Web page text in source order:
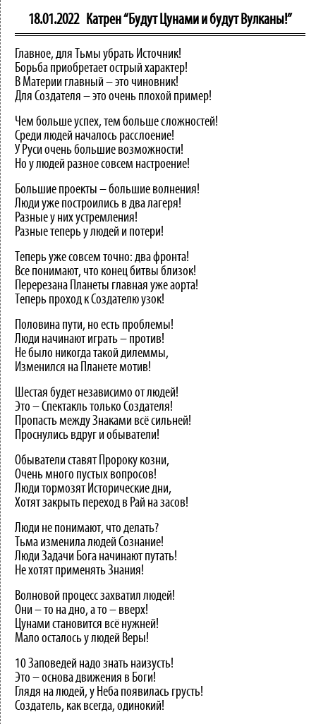
18.01.2022 Катрен “Будут Цунами и будут Вулканы!”
Главное, для Тьмы убрать Источник!
Борьба приобретает острый характер!
В Материи главный – это чиновник!
Для Создателя – это очень плохой пример!
Чем больше успех, тем больше сложностей!
Среди людей началось расслоение!
У Руси очень большие возможности!
Но у людей разное совсем настроение!
Большие проекты – большие волнения!
Люди уже построились в два лагеря!
Разные у них устремления!
Разные теперь у людей и потери!
Теперь уже совсем точно: два фронта!
Все понимают, что конец битвы близок!
Перерезана Планеты главная уже аорта!
Теперь проход к Создателю узок!
Половина пути, но есть проблемы!
Люди начинают играть – против!
Не было никогда такой дилеммы,
Изменился на Планете мотив!
Шестая будет независимо от людей!
Это – Спектакль только Создателя!
Пропасть между Знаками всё сильней!
Проснулись вдруг и обыватели!
Обыватели ставят Пророку козни,
Очень много пустых вопросов!
Люди тормозят Исторические дни,
Хотят закрыть переход в Рай на засов!
Люди не понимают, что делать?
Тьма изменила людей Сознание!
Люди Задачи Бога начинают путать!
Не хотят применять Знания!
Волновой процесс захватил людей!
Они – то на дно, а то – вверх!
Цунами становится всё нужней!
Мало осталось у людей Веры!
10 Заповедей надо знать наизусть!
Это – основа движения в Боги!
Глядя на людей, у Неба появилась грусть!
Создатель, как всегда, одинокий!